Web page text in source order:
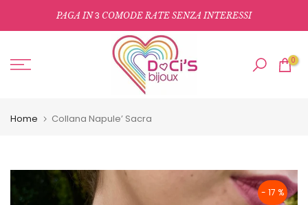
al
PAGA IN3 COMODE RATE SENZA INTERESSI
0
Home Collana Napule’ Sacra
- 17 %